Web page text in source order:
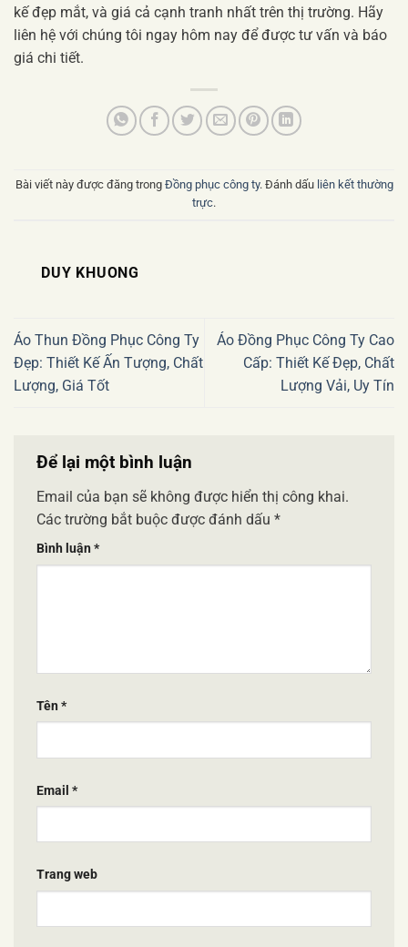
kế đẹp mắt, và giá cả cạnh tranh nhất trên thị trường. Hãy
liên hệ với chúng tôi ngay hôm nay để được tư vấn và báo
giá chi tiết.
Bài viết này được đăng trong Đồng phục công ty. Đánh dấu liên kết thường
trực.
DUY KHUONG
Áo Thun Đồng Phục Công Ty
Đẹp: Thiết Kế Ấn Tượng, Chất
Lượng, Giá Tốt
Áo Đồng Phục Công Ty Cao
Cấp: Thiết Kế Đẹp, Chất
Lượng Vải, Uy Tín
Để lại một bình luận
Email của bạn sẽ không được hiển thị công khai.
Các trường bắt buộc được đánh dấu *
Bình luận *
Tên *
Email *
Trang web